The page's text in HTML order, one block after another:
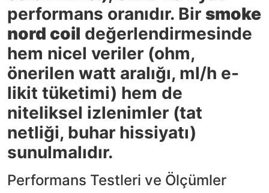
performans oranıdır. Bir smoke
nord coil değerlendirmesinde
hem nicel veriler (ohm,
önerilen watt aralığı, ml/h e-
likit tüketimi) hem de
niteliksel izlenimler (tat
netliği, buhar hissiyatı)
sunulmalıdır.
Performans Testleri ve Ölçümler